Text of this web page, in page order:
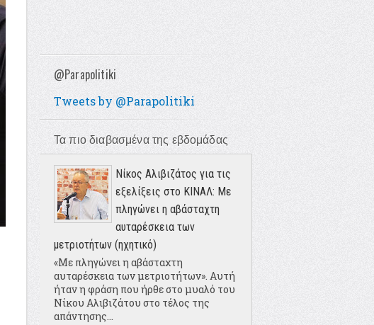
@Parapolitiki
Tweets by @Parapolitiki
Τα πιο διαβασμένα της εβδομάδας
Νίκος Αλιβιζάτος για τις
εξελίξεις στο ΚΙΝΑΛ: Με
πληγώνει η αβάσταχτη
αυταρέσκεια των
μετριοτήτων (ηχητικό)
«Με πληγώνει η αβάσταχτη
αυταρέσκεια των μετριοτήτων». Αυτή
ήταν η φράση που ήρθε στο μυαλό του
Νίκου Αλιβιζάτου στο τέλος της
απάντησης...